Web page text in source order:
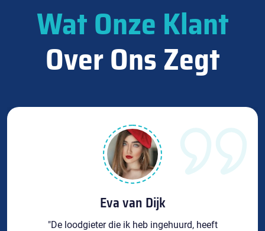
Wat Onze Klant
Over Ons Zegt
Eva van Dijk
"De loodgieter die ik heb ingehuurd, heeft